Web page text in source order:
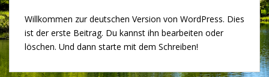
n
t
e
n
t
Willkommen zur deutschen Version von WordPress. Dies
ist der erste Beitrag. Du kannst ihn bearbeiten oder
löschen. Und dann starte mit dem Schreiben!